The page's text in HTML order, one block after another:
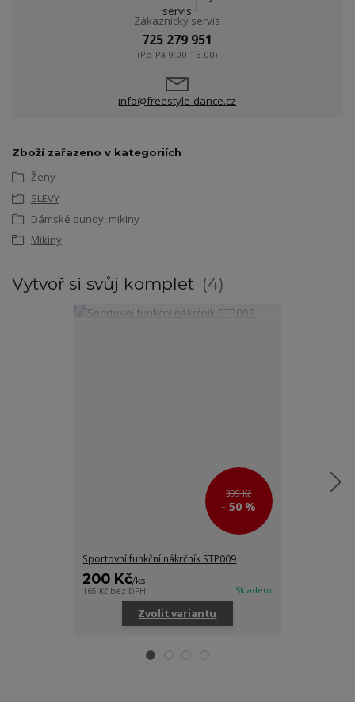
Zákaznický servis
725 279 951
(Po-Pá 9:00-15.00)
info@freestyle-dance.cz
Zboží zařazeno v kategoriích
Ženy
SLEVY
Dámské bundy, mikiny
Mikiny
Vytvoř si svůj komplet 4
399 Kč
- 50 %
Sportovní funkční nákrčník STP009
200 Kč/ks
165 Kč bez DPH Skladem
Zvolit variantu